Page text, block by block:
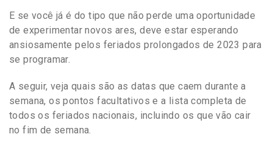
E se você já é do tipo que não perde uma oportunidade
de experimentar novos ares, deve estar esperando
ansiosamente pelos feriados prolongados de 2023 para
se programar.
A seguir, veja quais são as datas que caem durante a
semana, os pontos facultativos e a lista completa de
todos os feriados nacionais, incluindo os que vão cair
no fim de semana.